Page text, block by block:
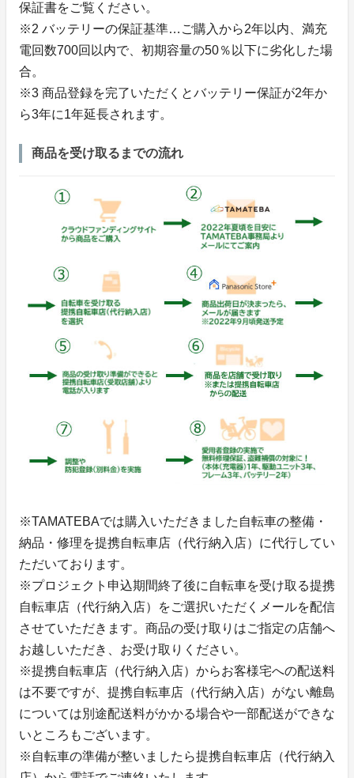
保証書をご覧ください。
※2 バッテリーの保証基準…ご購入から2年以内、満充
電回数700回以内で、初期容量の50％以下に劣化した場
合。
※3 商品登録を完了いただくとバッテリー保証が2年か
ら3年に1年延長されます。
商品を受け取るまでの流れ
※TAMATEBAでは購入いただきました自転車の整備・
納品・修理を提携自転車店（代行納入店）に代行してい
ただいております。
※プロジェクト申込期間終了後に自転車を受け取る提携
自転車店（代行納入店）をご選択いただくメールを配信
させていただきます。商品の受け取りはご指定の店舗へ
お越しいただき、お受け取りください。
※提携自転車店（代行納入店）からお客様宅への配送料
は不要ですが、提携自転車店（代行納入店）がない離島
については別途配送料がかかる場合や一部配送ができな
いところもございます。
※自転車の準備が整いましたら提携自転車店（代行納入